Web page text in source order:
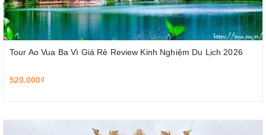
Tour Ao Vua Ba Vì Giá Rẻ Review Kinh Nghiệm Du Lịch 2026
520.000₫